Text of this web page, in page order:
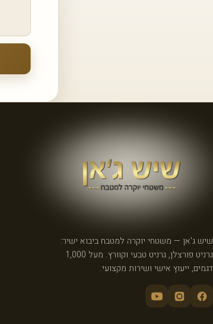
שיש ג'אן — משטחי יוקרה למטבח ביבוא ישיר:
גרניט פורצלן, גרניט טבעי וקוורץ. מעל 1,000
דגמים, ייעוץ אישי ושירות מקצועי.